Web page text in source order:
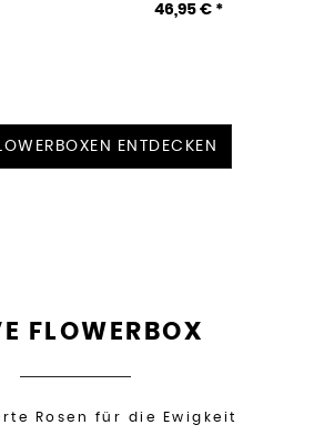
gold
46,95 € *
ENTDECKEN
FLOWERBOX
Rosen für die Ewigkeit